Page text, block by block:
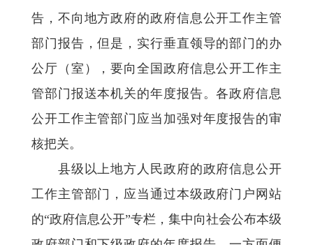
告，不向地方政府的政府信息公开工作主管
部门报告，但是，实行垂直领导的部门的办
公厅（室），要向全国政府信息公开工作主
管部门报送本机关的年度报告。各政府信息
公开工作主管部门应当加强对年度报告的审
核把关。
县级以上地方人民政府的政府信息公开
工作主管部门，应当通过本级政府门户网站
的“政府信息公开”专栏，集中向社会公布本级